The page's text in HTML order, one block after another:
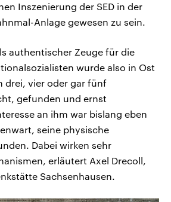
Inszenierung der SED in der
Anlage gewesen zu sein.
authentischer Zeuge für die
wurde also in Ost
drei, vier oder gar fünf
gefunden und ernst
an ihm war bislang eben
seine physische
Dabei wirken sehr
erläutert Axel Drecoll,
Sachsenhausen.